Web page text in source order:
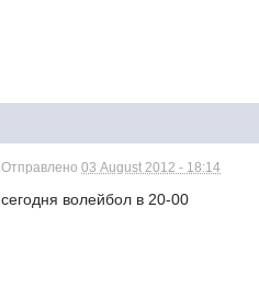
Отправлено03 August 2012 - 18:14
сегодня волейбол в 20-00